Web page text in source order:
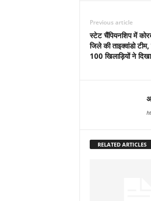
Previous article
स्टेट चैंपियनशिप में
जिले की ताइक्वांडो
100 खिलाड़ियों ने
RELATED ARTICLES